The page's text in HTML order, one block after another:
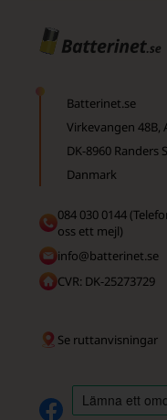
Batterinet.se
Virkevangen 48B,
DK-8960 Randers
Danmark
084 030 0144
oss ett mejl)
info@batterinet.se
CVR: DK-25273729
Se ruttanvisningar